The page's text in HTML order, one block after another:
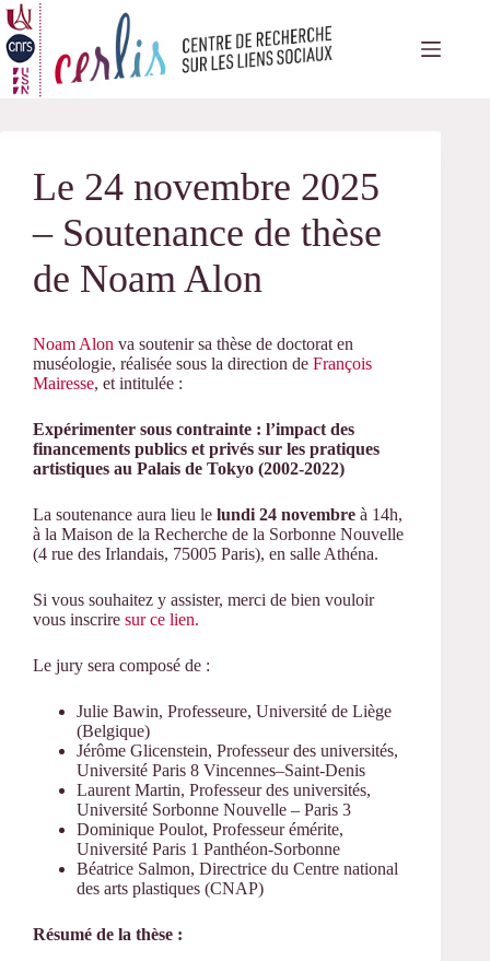
Passer
au
contenu
Le 24 novembre 2025
– Soutenance de thèse
de Noam Alon
Noam Alon va soutenir sa thèse de doctorat en
muséologie, réalisée sous la direction de François
Mairesse, et intitulée :
Expérimenter sous contrainte : l’impact des
financements publics et privés sur les pratiques
artistiques au Palais de Tokyo (2002-2022)
La soutenance aura lieu le lundi 24 novembre à 14h,
à la Maison de la Recherche de la Sorbonne Nouvelle
(4 rue des Irlandais, 75005 Paris), en salle Athéna.
Si vous souhaitez y assister, merci de bien vouloir
vous inscrire sur ce lien.
Le jury sera composé de :
Julie Bawin, Professeure, Université de Liège
(Belgique)
Jérôme Glicenstein, Professeur des universités,
Université Paris 8 Vincennes–Saint-Denis
Laurent Martin, Professeur des universités,
Université Sorbonne Nouvelle – Paris 3
Dominique Poulot, Professeur émérite,
Université Paris 1 Panthéon-Sorbonne
Béatrice Salmon, Directrice du Centre national
des arts plastiques (CNAP)
Résumé de la thèse :